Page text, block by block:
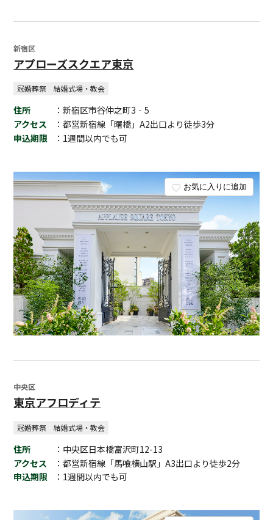
お気に入りに追加
新宿区
アプローズスクエア東京
冠婚葬祭 結婚式場・教会
住所
：新宿区市谷仲之町3‐5
アクセス
：都営新宿線「曙橋」A2出口より徒歩3分
申込期限
：1週間以内でも可
中央区
東京アフロディテ
冠婚葬祭 結婚式場・教会
住所
：中央区日本橋富沢町12-13
アクセス
：都営新宿線「馬喰横山駅」A3出口より徒歩2分
申込期限
：1週間以内でも可